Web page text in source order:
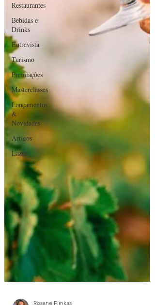
Restaurantes
Bebidas e
Drinks
Entrevista
Turismo
Premiações
Masterclasses
Lançamentos
&
Novidades
Artigos
Lazer